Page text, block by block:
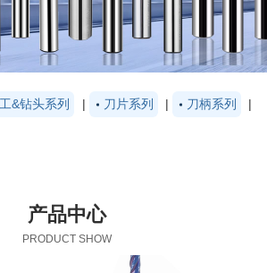
&钻头系列 | 刀片系列 | 刀柄系列 |
产品中心
PRODUCT SHOW